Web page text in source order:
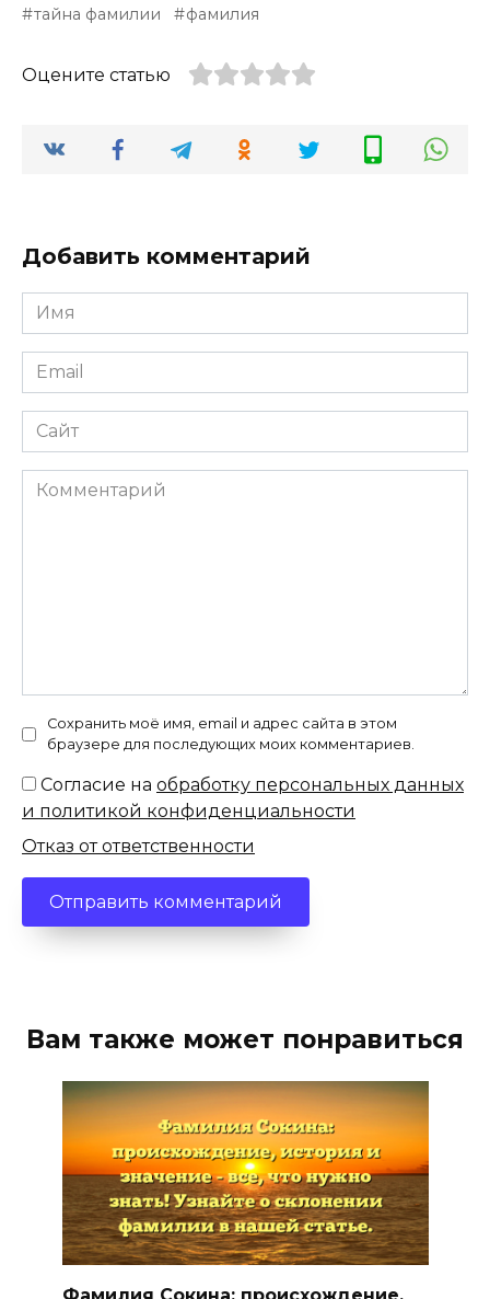
тайна фамилии
фамилия
Оцените статью
Добавить комментарий
Имя
*
Email
*
Сайт
Комментарий
Сохранить моё имя, email и адрес сайта в этом
браузере для последующих моих комментариев.
Согласие на обработку персональных данных
и политикой конфиденциальности
Отказ от ответственности
Вам также может понравиться